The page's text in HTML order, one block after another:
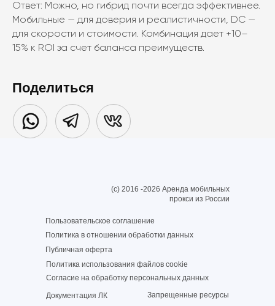
Ответ: Можно, но гибрид почти всегда эффективнее.
Мобильные — для доверия и реалистичности, DC —
для скорости и стоимости. Комбинация дает +10–
15% к ROI за счет баланса преимуществ.
Поделиться
(c) 2016 -2026 Аренда мобильных
прокси из России
Политика в отношении обработки данных
Согласие на обработку персональных данных
Запрещенные ресурсы
Документация ЛК
Политика использования файлов cookie
Публичная оферта
Пользовательское соглашение